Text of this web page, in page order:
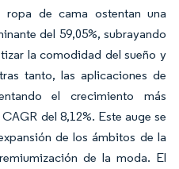
ropa de cama ostentan una
del 59,05%, subrayando
la comodidad del sueño y
tanto, las aplicaciones de
el crecimiento más
del 8,12%. Este auge se
de los ámbitos de la
de la moda. El